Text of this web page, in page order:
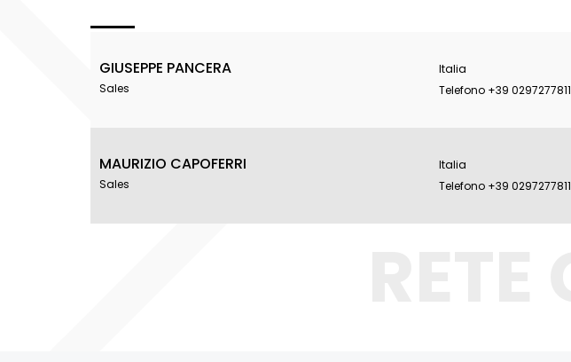
GIUSEPPE PANCERA
Sales
Italia
Telefono +39 0297277811
MAURIZIO CAPOFERRI
Sales
Italia
Telefono +39 0297277811